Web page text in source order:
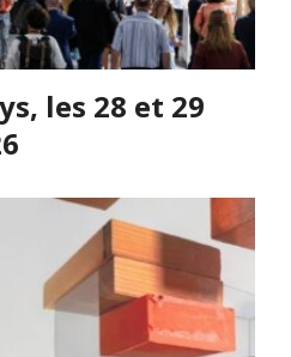
les 28 et 29